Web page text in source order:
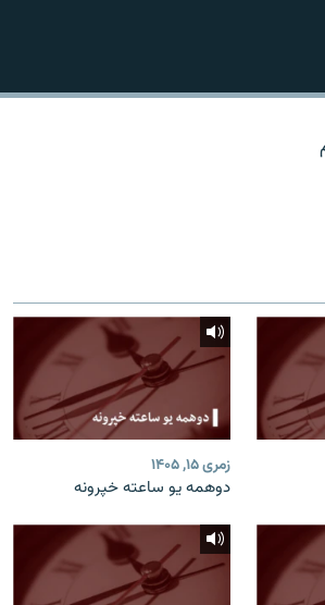
ټولې پاڼې
زمری ۱۵, ۱۴۰۵
دوهمه یو ساعته خپرونه